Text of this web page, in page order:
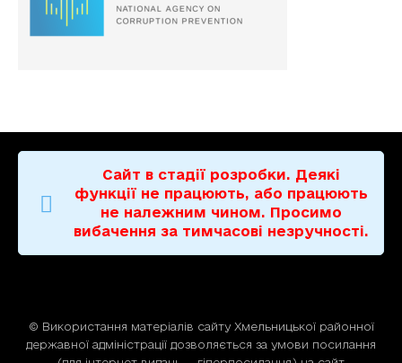
Сайт в стадії розробки. Деякі
функції не працюють, або працюють
не належним чином. Просимо
вибачення за тимчасові незручності.
© Використання матерiалiв сайту Хмельницької районної
державної адміністрації дозволяється за умови посилання